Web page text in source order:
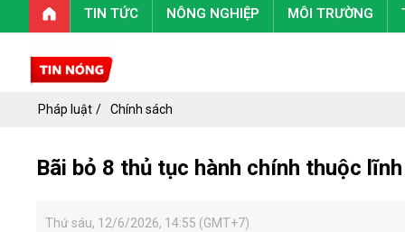
TIN TỨC NÔNG NGHIỆP MÔI TRƯỜNG
Pháp luật Chính sách
Bãi bỏ 8 thủ tục hành chính thuộc
Thứ sáu, 12/6/2026, 14:55 (GMT+7)